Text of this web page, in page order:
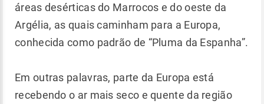
áreas desérticas do Marrocos e do oeste da
Argélia, as quais caminham para a Europa,
conhecida como padrão de “Pluma da Espanha”.
Em outras palavras, parte da Europa está
recebendo o ar mais seco e quente da região